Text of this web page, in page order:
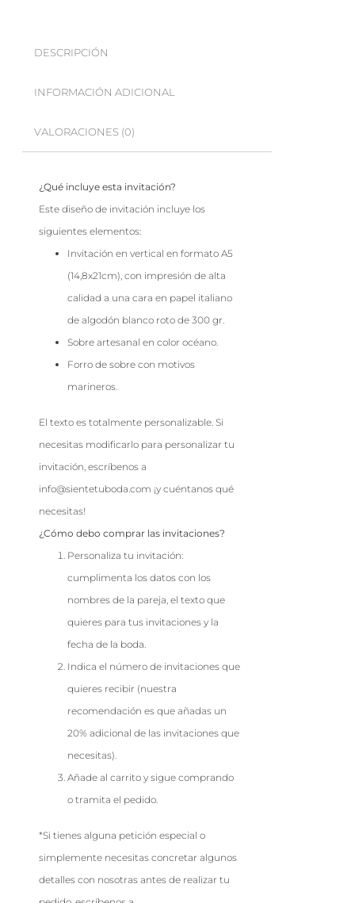
DESCRIPCIÓN
INFORMACIÓN ADICIONAL
VALORACIONES (0)
¿Qué incluye esta invitación?
Este diseño de invitación incluye los
siguientes elementos:
Invitación en vertical en formato A5
(14,8x21cm), con impresión de alta
calidad a una cara en papel italiano
de algodón blanco roto de 300 gr.
Sobre artesanal en color océano.
Forro de sobre con motivos
marineros.
El texto es totalmente personalizable. Si
necesitas modificarlo para personalizar tu
invitación, escríbenos a
info@sientetuboda.com ¡y cuéntanos qué
necesitas!
¿Cómo debo comprar las invitaciones?
Personaliza tu invitación:
cumplimenta los datos con los
nombres de la pareja, el texto que
quieres para tus invitaciones y la
fecha de la boda.
Indica el número de invitaciones que
quieres recibir (nuestra
recomendación es que añadas un
20% adicional de las invitaciones que
necesitas).
Añade al carrito y sigue comprando
o tramita el pedido.
*Si tienes alguna petición especial o
simplemente necesitas concretar algunos
detalles con nosotras antes de realizar tu